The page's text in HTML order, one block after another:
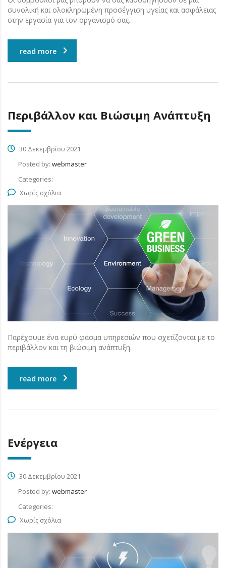
συνολική και ολοκληρωμένη προσέγγιση υγείας και ασφάλειας
στην εργασία για τον οργανισμό σας.
read more
Περιβάλλον και Βιώσιμη Ανάπτυξη
30 Δεκεμβρίου 2021
Posted by: webmaster
Categories:
Χωρίς σχόλια
Παρέχουμε ένα ευρύ φάσμα υπηρεσιών που σχετίζονται με το
περιβάλλον και τη βιώσιμη ανάπτυξη.
read more
Ενέργεια
30 Δεκεμβρίου 2021
Posted by: webmaster
Categories:
Χωρίς σχόλια